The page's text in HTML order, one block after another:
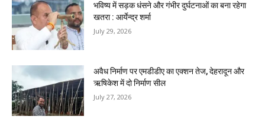
भविष्य में सड़क धंसने और गंभीर दुर्घटनाओं का बना रहेगा
खतरा : आर्येन्द्र शर्मा
July 29, 2026
अवैध निर्माण पर एमडीडीए का एक्शन तेज, देहरादून और
ऋषिकेश में दो निर्माण सील
July 27, 2026